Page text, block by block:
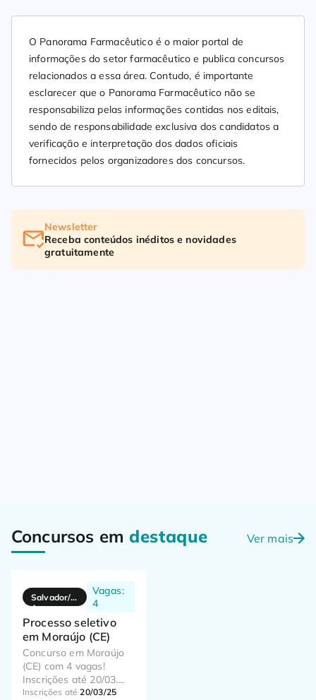
O Panorama Farmacêutico é o maior portal de
informações do setor farmacêutico e publica concursos
relacionados a essa área. Contudo, é importante
esclarecer que o Panorama Farmacêutico não se
responsabiliza pelas informações contidas nos editais,
sendo de responsabilidade exclusiva dos candidatos a
verificação e interpretação dos dados oficiais
fornecidos pelos organizadores dos concursos.
Newsletter
Receba conteúdos inéditos e novidades
gratuitamente
Concursos em destaque Ver mais
Salvador/B
A
Vagas:
4
Processo seletivo
em Moraújo (CE)
Concurso em Moraújo
(CE) com 4 vagas!
Inscrições até 20/03.
Taxa de R$80 a R$140.
Inscrições até20/03/25